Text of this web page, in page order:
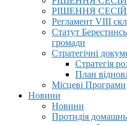
РІШЕННЯ СЕСІЙ
Регламент VIІI
Статут
громади
Стратегічні
Стратегія
План
Місцеві Програми
Новини
Новини
Протидія